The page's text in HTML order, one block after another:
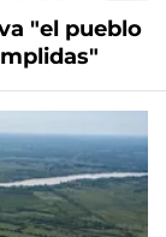
"el pueblo